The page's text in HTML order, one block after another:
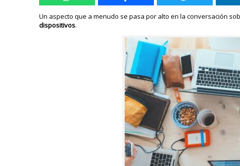
Un aspecto que a menudo se pasa por alto en la conversación
dispositivos.